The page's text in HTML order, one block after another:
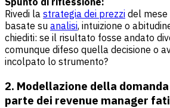
Rivedi la strategia dei prezzi del mese
basate su analisi, intuizione o
chiediti: se il risultato fosse andato
comunque difeso quella decisione o
incolpato lo strumento?
2. Modellazione della
parte dei revenue manager